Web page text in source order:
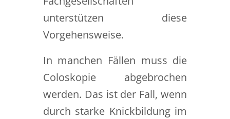
unterstützen diese
Vorgehensweise.
In manchen Fällen muss die
Coloskopie abgebrochen
werden. Das ist der Fall, wenn
durch starke Knickbildung im